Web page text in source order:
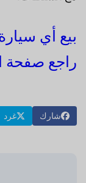
بيع أي
راجع صفحة
شارك غرد